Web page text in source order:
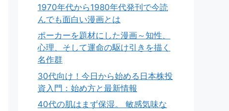
1970年代から1980年代発刊で今読
んでも面白い漫画とは
ポーカーを題材にした漫画～知性、
心理、そして運命の駆け引きを描く
名作群
30代向け！今日から始める日本株投
資入門：始め方と最新情報
40代の肌はまず保湿。 敏感気味な